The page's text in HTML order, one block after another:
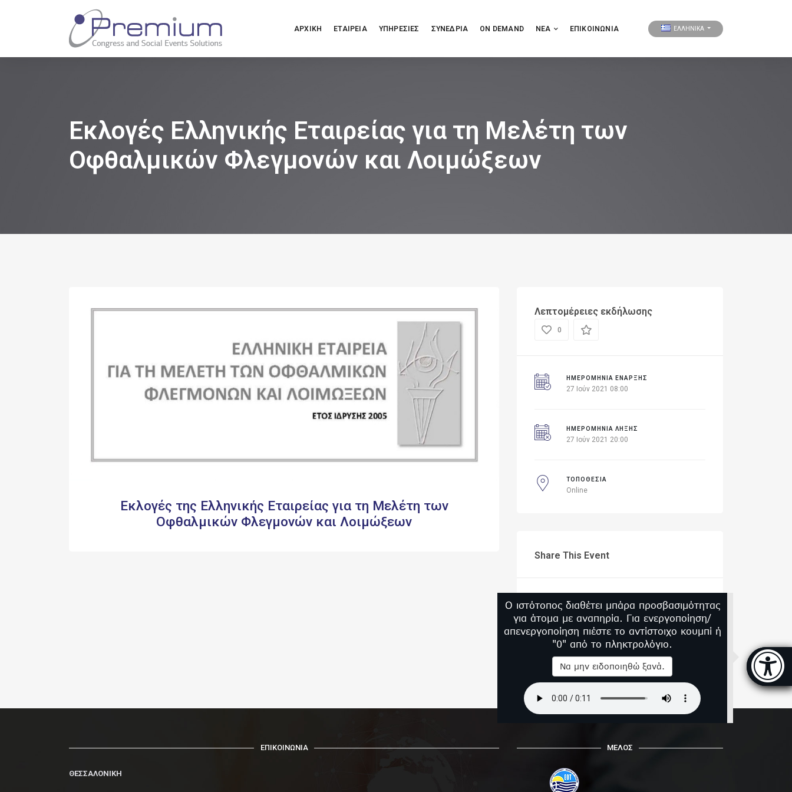
Μπάρα
Ο ιστότοπος διαθέτει μπάρα προσβασιμότητας
για άτομα με αναπηρία. Για ενεργοποίηση/
απενεργοποίηση πιέστε το αντίστοιχο κουμπί ή
"0" από το πληκτρολόγιο.
Να μην ειδοποιηθώ ξανά.
ΑΡΧΙΚΗ ΕΤΑΙΡΕΙΑ ΥΠΗΡΕΣΙΕΣ ΣΥΝΕΔΡΙΑ ON DEMAND ΝΕΑ ΕΠΙΚΟΙΝΩΝΊΑ ΕΛΛΗΝΙΚΑ
Εκλογές Ελληνικής Εταιρείας για τη Μελέτη των
Οφθαλμικών Φλεγμονών και Λοιμώξεων
Εκλογές της Ελληνικής Εταιρείας για τη Μελέτη των
Οφθαλμικών Φλεγμονών και Λοιμώξεων
Λεπτομέρειες εκδήλωσης
0
ΗΜΕΡΟΜΗΝΊΑ ΈΝΑΡΞΗΣ
27 Ιούν 2021 08:00
ΗΜΕΡΟΜΗΝΙΑ ΛΗΞΗΣ
27 Ιούν 2021 20:00
ΤΟΠΟΘΕΣΙΑ
Online
Share This Event
ΕΠΙΚΟΙΝΩΝΙΑ
ΘΕΣΣΑΛΟΝΙΚΗ
ΜΕΛΟΣ